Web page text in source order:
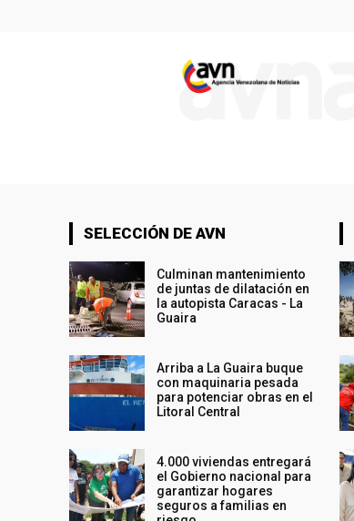
SELECCIÓN DE AVN
Culminan mantenimiento
de juntas de dilatación en
la autopista Caracas - La
Guaira
Arriba a La Guaira buque
con maquinaria pesada
para potenciar obras en el
Litoral Central
4.000 viviendas entregará
el Gobierno nacional para
garantizar hogares
seguros a familias en